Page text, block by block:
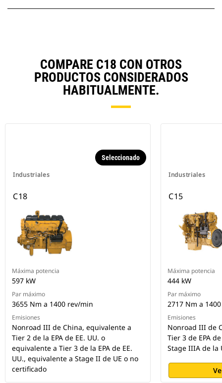
COMPARE C18 CON OTROS
PRODUCTOS CONSIDERADOS
HABITUALMENTE.
Industriales
Seleccionado
C18
Máxima potencia
597 kW
Par máximo
3655 Nm a 1400 rev/min
Emisiones
Nonroad III de China, equivalente a
Tier 2 de la EPA de EE. UU. o
equivalente a Tier 3 de la EPA de EE.
UU., equivalente a Stage II de UE o no
certificado
Industriales
C15
Máxima potencia
444 kW
Par máximo
2717 Nm a
Emisiones
Nonroad III de
Tier 3 de EPA
Stage IIIA de la